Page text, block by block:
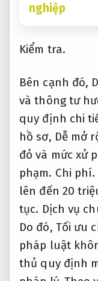
nghiệp
Kiểm tra.
Bên cạnh đó,
và thông tư
quy định chi
hồ sơ, Dễ mở
đỏ và mức xử
phạm. Chi phí.
lên đến 20
tục. Dịch vụ
Do đó, Tối ưu
pháp luật
thủ quy định